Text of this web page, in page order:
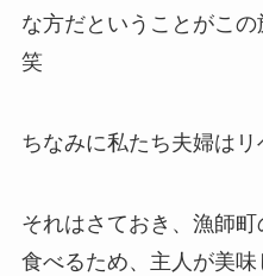
な方だということがこ
笑
ちなみに私たち夫婦はリ
それはさておき、漁師
食べるため、主人が美